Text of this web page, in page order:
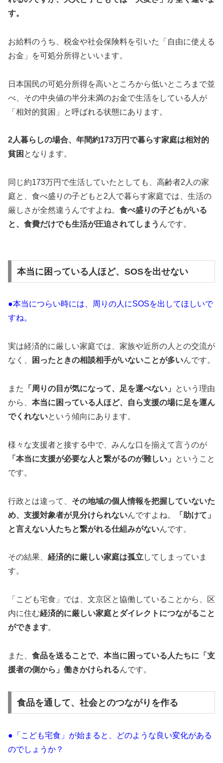
す。
お給料のうち、税金や社会保険料を引いた「自由に使える
お金」を可処分所得といいます。
日本国民の可処分所得を高いところから低いところまで並
べ、その中央値の半分未満のお金で生活をしている人が
「相対的貧困」と呼ばれる状態にあります。
2人暮らしの場合、年間約173万円で暮らす家庭は相対的
貧困 となります。
同じ約173万円で生活していたとしても、高齢者2人の家
庭と、食べ盛りの子どもと2人で暮らす家庭では、生活の
厳しさが全然違うんですよね。 食べ盛りの子どもがいる
と、食費だけでも生活が圧迫されてしまう んです。
本当に困っている人ほど、SOSを出せない
●本当につらい時には、周りの人にSOSを出してほしいで
すね。
実は経済的に厳しい家庭では、家族や近所の人との交流が
なく、
困ったときの相談相手がいないことが多いんです。
また 「周りの目が気になって、足を運べない」
という理由
から、 本当に困っている人ほど、自ら支援の場に足を運ん
でくれないという傾向にあります。
様々な支援者と接する中で、みんな口を揃えて言うのが
「本当に支援が必要な人と繋がるのが難しい」
ということ
です。
行政とは違って、 その地域の個人情報を把握していないた
め、支援対象者が見分けられないんですよね。
「助けて」
と言えない人たちと繋がれる仕組みがないんです。
その結果、 経済的に厳しい家庭は孤立してしまっていま
す。
「こども宅食」では、文京区と協働していることから、区
内に住む経済的に厳しい家庭とダイレクトにつながること
ができます。
また、 食品を送ることで、本当に困っている人たちに「支
援者の側から」働きかけられるんです。
食品を通して、社会とのつながりを作る
●「こども宅食」が始まると、どのような良い変化がある
のでしょうか？